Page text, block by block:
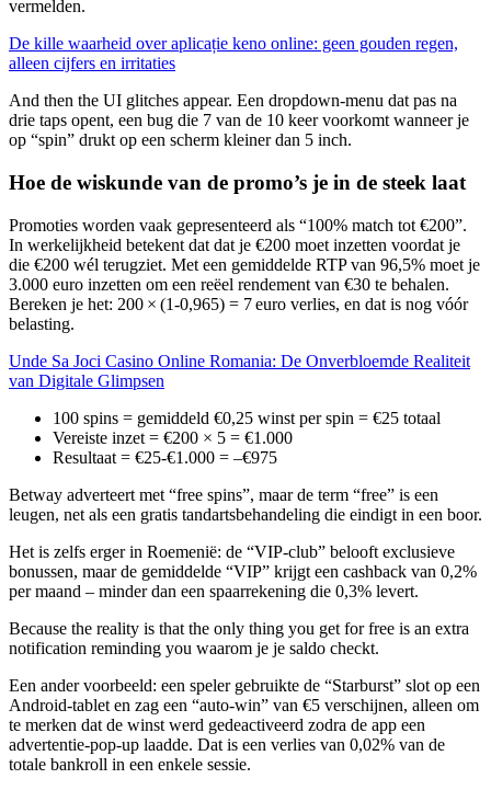
vermelden.
De kille waarheid over aplicație keno online: geen gouden regen,
alleen cijfers en irritaties
And then the UI glitches appear. Een dropdown-menu dat pas na
drie taps opent, een bug die 7 van de 10 keer voorkomt wanneer je
op “spin” drukt op een scherm kleiner dan 5 inch.
Hoe de wiskunde van de promo’s je in de steek laat
Promoties worden vaak gepresenteerd als “100% match tot €200”.
In werkelijkheid betekent dat dat je €200 moet inzetten voordat je
die €200 wél terugziet. Met een gemiddelde RTP van 96,5% moet je
3.000 euro inzetten om een reëel rendement van €30 te behalen.
Bereken je het: 200 × (1‑0,965) = 7 euro verlies, en dat is nog vóór
belasting.
Unde Sa Joci Casino Online Romania: De Onverbloemde Realiteit
van Digitale Glimpsen
100 spins = gemiddeld €0,25 winst per spin = €25 totaal
Vereiste inzet = €200 × 5 = €1.000
Resultaat = €25‑€1.000 = –€975
Betway adverteert met “free spins”, maar de term “free” is een
leugen, net als een gratis tandartsbehandeling die eindigt in een boor.
Het is zelfs erger in Roemenië: de “VIP‑club” belooft exclusieve
bonussen, maar de gemiddelde “VIP” krijgt een cashback van 0,2%
per maand – minder dan een spaarrekening die 0,3% levert.
Because the reality is that the only thing you get for free is an extra
notification reminding you waarom je je saldo checkt.
Een ander voorbeeld: een speler gebruikte de “Starburst” slot op een
Android‑tablet en zag een “auto‑win” van €5 verschijnen, alleen om
te merken dat de winst werd gedeactiveerd zodra de app een
advertentie‑pop‑up laadde. Dat is een verlies van 0,02% van de
totale bankroll in een enkele sessie.